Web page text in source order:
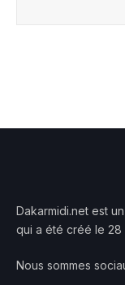
Dakarmidi.net est
qui a été créé le 28
Nous sommes